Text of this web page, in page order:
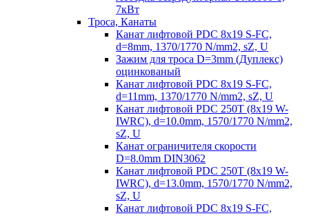
7кВт
Троса, Канаты
Канат лифтовой PDC 8x19 S-FC,
d=8mm, 1370/1770 N/mm2, sZ, U
Зажим для троса D=3mm (Дуплекс)
оцинкованый
Канат лифтовой PDC 8x19 S-FC,
d=11mm, 1370/1770 N/mm2, sZ, U
Канат лифтовой PDC 250T (8x19 W-
IWRC), d=10.0mm, 1570/1770 N/mm2,
sZ, U
Канат ограничителя скорости
D=8.0mm DIN3062
Канат лифтовой PDC 250T (8x19 W-
IWRC), d=13.0mm, 1570/1770 N/mm2,
sZ, U
Канат лифтовой PDC 8х19 S-FC,